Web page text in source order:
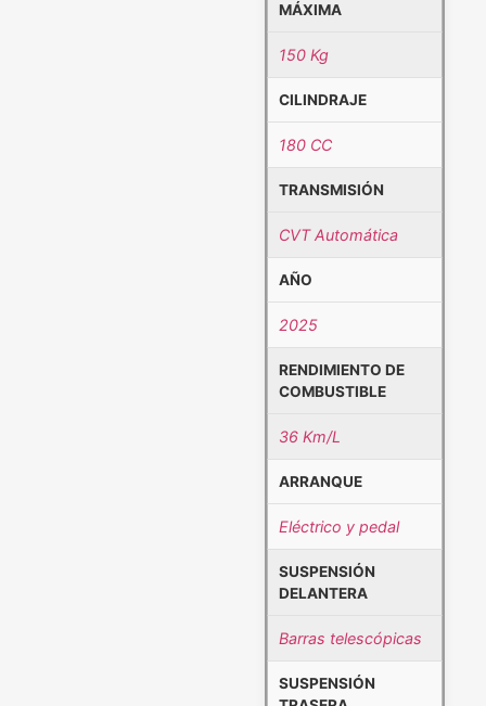
MÁXIMA
150 Kg
CILINDRAJE
180 CC
TRANSMISIÓN
CVT Automática
AÑO
2025
RENDIMIENTO DE
COMBUSTIBLE
36 Km/L
ARRANQUE
Eléctrico y pedal
SUSPENSIÓN
DELANTERA
Barras telescópicas
SUSPENSIÓN